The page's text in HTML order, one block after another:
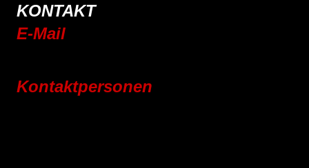
KONTAKT
E-Mail
Kontaktpersonen